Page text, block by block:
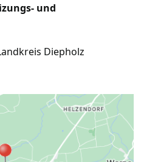
und
Diepholz